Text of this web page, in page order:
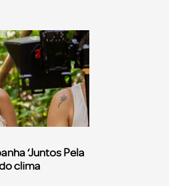
‘Juntos Pela
clima